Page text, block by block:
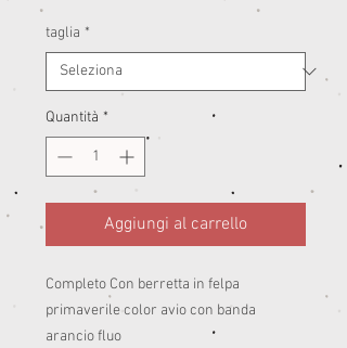
taglia *
Quantità *
Aggiungi al carrello
Completo Con berretta in felpa
primaverile color avio con banda
arancio fluo